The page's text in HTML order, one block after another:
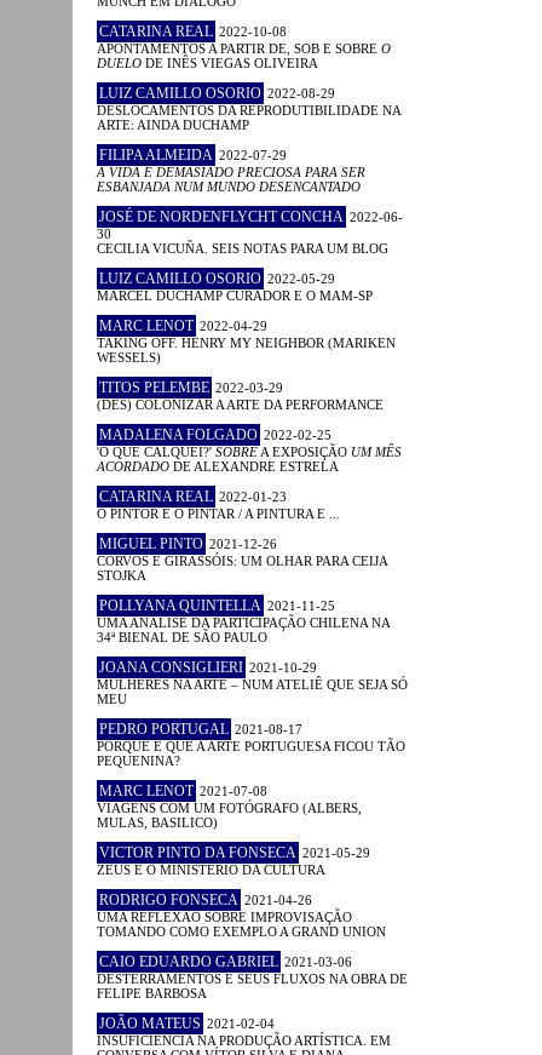
CATARINA REAL 2022-10-08
APONTAMENTOS A PARTIR DE, SOB E SOBRE O
DUELO DE INÊS VIEGAS OLIVEIRA
LUIZ CAMILLO OSORIO 2022-08-29
DESLOCAMENTOS DA REPRODUTIBILIDADE NA
ARTE: AINDA DUCHAMP
FILIPA ALMEIDA 2022-07-29
A VIDA É DEMASIADO PRECIOSA PARA SER
ESBANJADA NUM MUNDO DESENCANTADO
JOSÉ DE NORDENFLYCHT CONCHA 2022-06-
30
CECILIA VICUÑA. SEIS NOTAS PARA UM BLOG
LUIZ CAMILLO OSORIO 2022-05-29
MARCEL DUCHAMP CURADOR E O MAM-SP
MARC LENOT 2022-04-29
TAKING OFF. HENRY MY NEIGHBOR (MARIKEN
WESSELS)
TITOS PELEMBE 2022-03-29
(DES) COLONIZAR A ARTE DA PERFORMANCE
MADALENA FOLGADO 2022-02-25
'O QUE CALQUEI?' SOBRE A EXPOSIÇÃO UM MÊS
ACORDADO DE ALEXANDRE ESTRELA
CATARINA REAL 2022-01-23
O PINTOR E O PINTAR / A PINTURA E ...
MIGUEL PINTO 2021-12-26
CORVOS E GIRASSÓIS: UM OLHAR PARA CEIJA
STOJKA
POLLYANA QUINTELLA 2021-11-25
UMA ANÁLISE DA PARTICIPAÇÃO CHILENA NA
34ª BIENAL DE SÃO PAULO
JOANA CONSIGLIERI 2021-10-29
MULHERES NA ARTE – NUM ATELIÊ QUE SEJA SÓ
MEU
PEDRO PORTUGAL 2021-08-17
PORQUE É QUE A ARTE PORTUGUESA FICOU TÃO
PEQUENINA?
MARC LENOT 2021-07-08
VIAGENS COM UM FOTÓGRAFO (ALBERS,
MULAS, BASILICO)
VICTOR PINTO DA FONSECA 2021-05-29
ZEUS E O MINISTÉRIO DA CULTURA
RODRIGO FONSECA 2021-04-26
UMA REFLEXÃO SOBRE IMPROVISAÇÃO
TOMANDO COMO EXEMPLO A GRAND UNION
CAIO EDUARDO GABRIEL 2021-03-06
DESTERRAMENTOS E SEUS FLUXOS NA OBRA DE
FELIPE BARBOSA
JOÃO MATEUS 2021-02-04
INSUFICIÊNCIA NA PRODUÇÃO ARTÍSTICA. EM